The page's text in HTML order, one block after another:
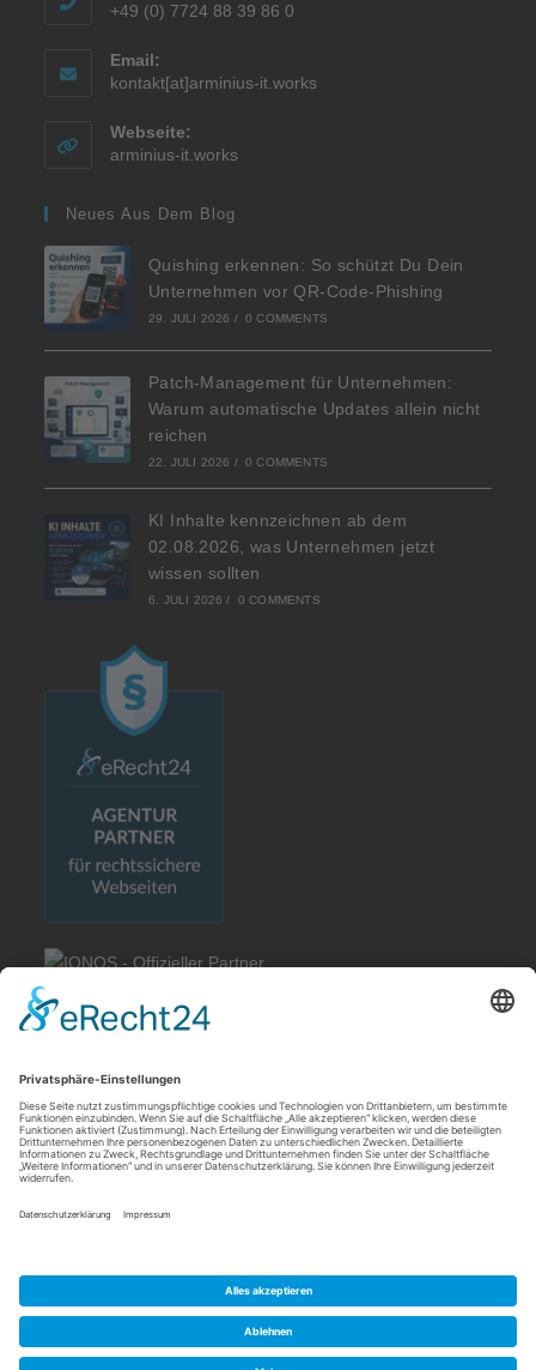
+49 (0) 7724 88 39 86 0
Email:
kontakt[at]arminius-it.works
Webseite:
arminius-it.works
Neues Aus Dem Blog
Quishing erkennen: So schützt Du Dein
Unternehmen vor QR-Code-Phishing
29. JULI 2026 / 0 COMMENTS
Patch-Management für Unternehmen:
Warum automatische Updates allein nicht
reichen
22. JULI 2026 / 0 COMMENTS
KI Inhalte kennzeichnen ab dem
02.08.2026, was Unternehmen jetzt
wissen sollten
6. JULI 2026 / 0 COMMENTS
Rechtliches
Allgemeine Geschäftsbedingungen
Impressum
Datenschutzerklärung
Cookie-Einstellungen
Quick Links